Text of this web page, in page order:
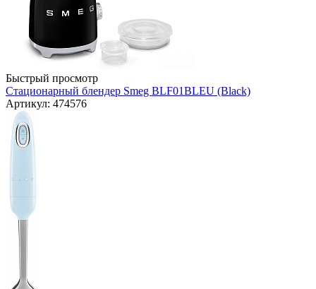
Быстрый просмотр
Стационарный блендер Smeg BLF01BLEU (Black)
Артикул: 474576